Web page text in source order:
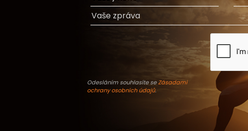
Odesláním souhlasíte seZásadami
ochrany osobních údajů.